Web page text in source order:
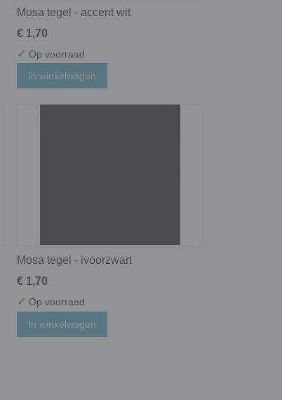
Mosa tegel - accent wit
€ 1,70
✓ Op voorraad
In winkelwagen
Mosa tegel - ivoorzwart
€ 1,70
✓ Op voorraad
In winkelwagen